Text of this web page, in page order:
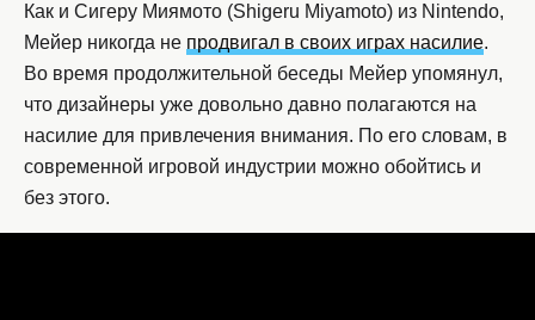
Как и Сигеру Миямото (Shigeru Miyamoto) из Nintendo,
Мейер никогда не продвигал в своих играх насилие.
Во время продолжительной беседы Мейер упомянул,
что дизайнеры уже довольно давно полагаются на
насилие для привлечения внимания. По его словам, в
современной игровой индустрии можно обойтись и
без этого.